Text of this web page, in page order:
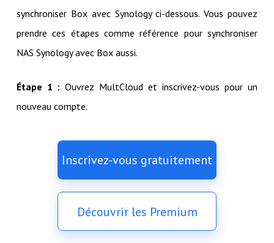
synchroniser Box avec Synology ci-dessous. Vous pouvez
prendre ces étapes comme référence pour synchroniser
NAS Synology avec Box aussi.
Étape 1 : Ouvrez MultCloud et inscrivez-vous pour un
nouveau compte.
Inscrivez-vous gratuitement
Découvrir les Premium